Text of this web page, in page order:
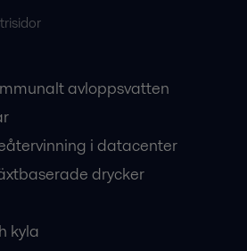
avloppsvatten
i datacenter
drycker
kyla